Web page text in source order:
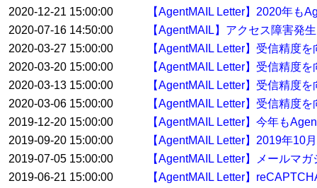
2020-12-21 15:00:00
【AgentMAIL Letter】2020年も
2020-07-16 14:50:00
【AgentMAIL】アクセス障害発
2020-03-27 15:00:00
【AgentMAIL Letter】受信精度
2020-03-20 15:00:00
【AgentMAIL Letter】受信精度
2020-03-13 15:00:00
【AgentMAIL Letter】受信精度
2020-03-06 15:00:00
【AgentMAIL Letter】受信精度
2019-12-20 15:00:00
【AgentMAIL Letter】今年も
2019-09-20 15:00:00
【AgentMAIL Letter】2019年10
2019-07-05 15:00:00
【AgentMAIL Letter】メールマ
2019-06-21 15:00:00
【AgentMAIL Letter】